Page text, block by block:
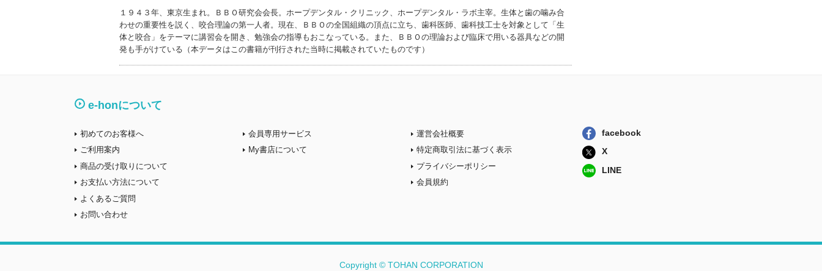
１９４３年、東京生まれ。ＢＢＯ研究会会長。ホープデンタル・クリニック、ホープデンタル・ラボ主宰。生体と歯の噛み合
わせの重要性を説く、咬合理論の第一人者。現在、ＢＢＯの全国組織の頂点に立ち、歯科医師、歯科技工士を対象として「生
体と咬合」をテーマに講習会を開き、勉強会の指導もおこなっている。また、ＢＢＯの理論および臨床で用いる器具などの開
発も手がけている（本データはこの書籍が刊行された当時に掲載されていたものです）
e-honについて
初めてのお客様へ
ご利用案内
商品の受け取りについて
お支払い方法について
よくあるご質問
お問い合わせ
会員専用サービス
My書店について
運営会社概要
特定商取引法に基づく表示
プライバシーポリシー
会員規約
facebook
X
LINE
Copyright © TOHAN CORPORATION